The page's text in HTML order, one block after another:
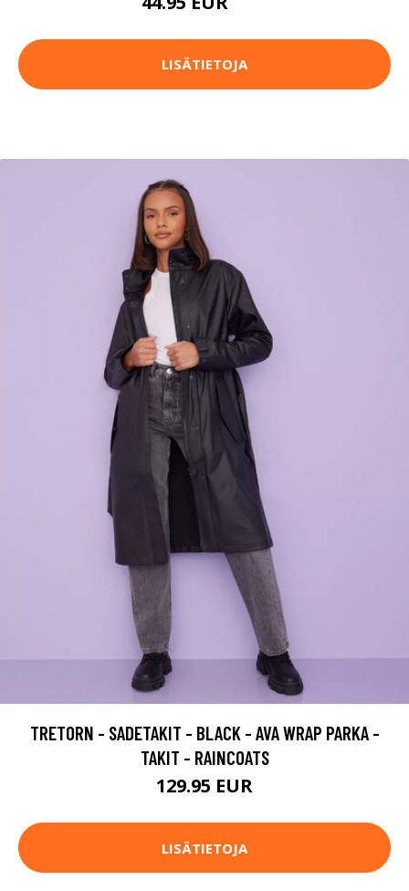
LISÄTIETOJA
TRETORN - SADETAKIT - BLACK - AVA WRAP PARKA -
TAKIT - RAINCOATS
129.95 EUR
LISÄTIETOJA